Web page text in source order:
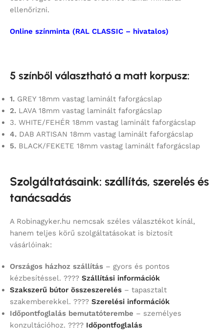
ellenőrizni.
Online színminta (RAL CLASSIC – hivatalos)
5 színből választható a matt korpusz:
1. GREY 18mm vastag laminált faforgácslap
2. LAVA 18mm vastag laminált faforgácslap
3. WHITE/FEHÉR 18mm vastag laminált faforgácslap
4. DAB ARTISAN 18mm vastag laminált faforgácslap
5. BLACK/FEKETE 18mm vastag laminált faforgácslap
Szolgáltatásaink: szállítás, szerelés és
tanácsadás
A Robinagyker.hu nemcsak széles választékot kínál,
hanem teljes körű szolgáltatásokat is biztosít
vásárlóinak:
Országos házhoz szállítás – gyors és pontos
kézbesítéssel. ???? Szállítási információk
Szakszerű bútor összeszerelés – tapasztalt
szakemberekkel. ???? Szerelési információk
Időpontfoglalás bemutatóterembe – személyes
konzultációhoz. ???? Időpontfoglalás